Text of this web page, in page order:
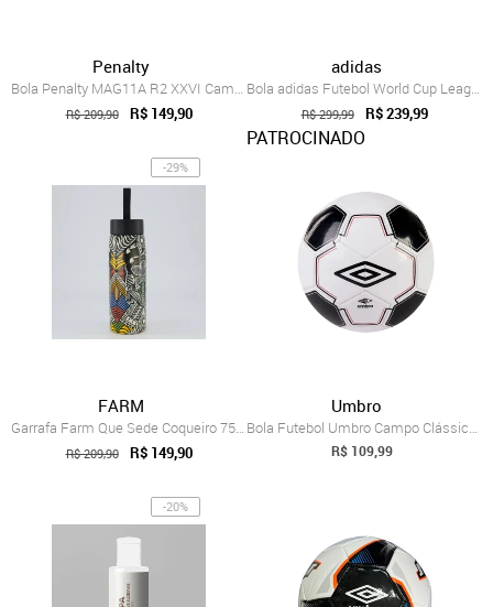
Penalty
Bola Penalty MAG11A R2 XXVI Campo
R$ 209,90 R$ 149,90
adidas
Bola adidas Futebol World Cup League Unisex JD8045
R$ 299,99 R$ 239,99
PATROCINADO
-29%
FARM
Garrafa Farm Que Sede Coqueiro 750ml
R$ 209,90 R$ 149,90
Umbro
Bola Futebol Umbro Campo Clássico 27295u...
R$ 109,99
-20%